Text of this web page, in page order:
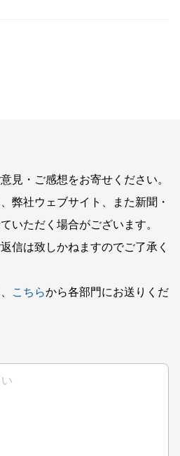
見・ご感想をお寄せください。
弊社ウェブサイト、また新聞・
いただく場合がございます。
信は致しかねますのでご了承く
こちらから各部門にお送りくだ